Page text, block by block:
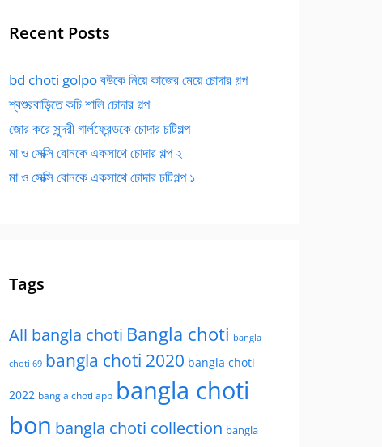
Recent Posts
bd choti golpo বউকে নিয়ে কাজের মেয়ে চোদার গল্প
শ্বশুরবাড়িতে কচি শালি চোদার গল্প
জোর করে সুন্দরী গার্লফ্রেন্ডকে চোদার চটিগল্প
মা ও সেক্সি বোনকে একসাথে চোদার গল্প ২
মা ও সেক্সি বোনকে একসাথে চোদার চটিগল্প ১
Tags
All bangla choti Bangla choti bangla
choti 69 bangla choti 2020 bangla choti
2022 bangla choti app bangla choti
bon bangla choti collection bangla